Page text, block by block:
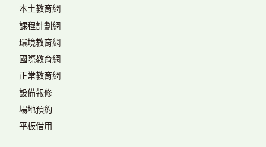
本土教育網
課程計劃網
環境教育網
國際教育網
正常教育網
設備報修
場地預約
平板借用